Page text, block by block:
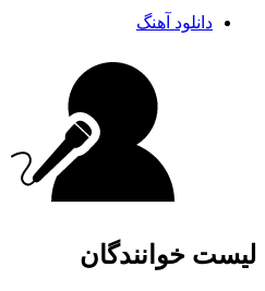
دانلود آهنگ
لیست خوانندگان